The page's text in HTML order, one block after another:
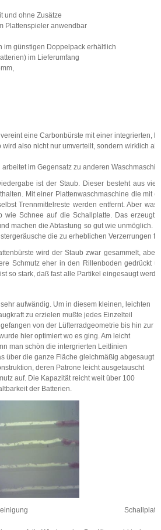
und ohne Zusätze
Plattenspieler anwendbar
im günstigen Doppelpack erhältlich
im Lieferumfang
vereint eine Carbonbürste mit einer integrierten,
also nicht nur umverteilt, sondern wirklich
arbeitet im Gegensatz zu anderen
ist der Staub. Dieser besteht aus
Mit einer Plattenwaschmaschine die mit
Trennmittelreste werden entfernt. Aber
wie Schnee auf die Schallplatte. Das erzeugt
machen die Abtastung so gut wie unmöglich.
die zu erheblichen Verzerrungen
wird der Staub zwar gesammelt,
Schmutz eher in den Rillenboden gedrückt
so stark, daß fast alle Partikel eingesaugt
aufwändig. Um in diesem kleinen, leichten
zu erzielen mußte jedes Einzelteil
von der Lüfterradgeometrie bis hin zur
hier optimiert wo es ging. Am leicht
man schön die intergrierten Leitlinien
über die ganze Fläche gleichmäßig abgesaugt
deren Patrone leicht ausgetauscht
auf. Die Kapazität reicht weit über 100
der Batterien.